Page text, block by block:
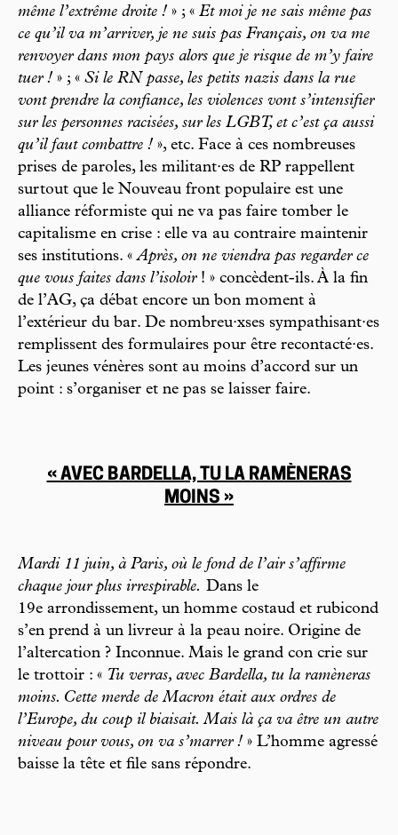
même l’extrême droite ! » ; « Et moi je ne sais même pas
ce qu’il va m’arriver, je ne suis pas Français, on va me
renvoyer dans mon pays alors que je risque de m’y faire
tuer ! » ; « Si le RN passe, les petits nazis dans la rue
vont prendre la confiance, les violences vont s’intensifier
sur les personnes racisées, sur les LGBT, et c’est ça aussi
qu’il faut combattre ! », etc. Face à ces nombreuses
prises de paroles, les militant·es de RP rappellent
surtout que le Nouveau front populaire est une
alliance réformiste qui ne va pas faire tomber le
capitalisme en crise : elle va au contraire maintenir
ses institutions. «Après, on ne viendra pas regarder ce
que vous faites dans l’isoloir! » concèdent-ils. À la fin
de l’AG, ça débat encore un bon moment à
l’extérieur du bar. De nombreu·xses sympathisant·es
remplissent des formulaires pour être recontacté·es.
Les jeunes vénères sont au moins d’accord sur un
point : s’organiser et ne pas se laisser faire.
« AVEC BARDELLA, TU LA RAMÈNERAS
MOINS »
Mardi 11 juin, à Paris, où le fond de l’air s’affirme
chaque jour plus irrespirable. Dans le
19e arrondissement, un homme costaud et rubicond
s’en prend à un livreur à la peau noire. Origine de
l’altercation ? Inconnue. Mais le grand con crie sur
le trottoir : « Tu verras, avec Bardella, tu la ramèneras
moins. Cette merde de Macron était aux ordres de
l’Europe, du coup il biaisait. Mais là ça va être un autre
niveau pour vous, on va s’marrer ! » L’homme agressé
baisse la tête et file sans répondre.